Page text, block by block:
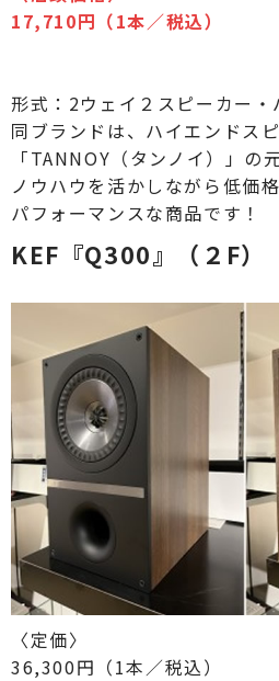
17,710円（1本／税込）
形式：2ウェイ２スピーカー・
同ブランドは、ハイエンドス
「TANNOY（タンノイ）」の
ノウハウを活かしながら低価
パフォーマンスな商品です！
KEF『Q300』（２F
〈定価〉
36,300円（1本／税込）